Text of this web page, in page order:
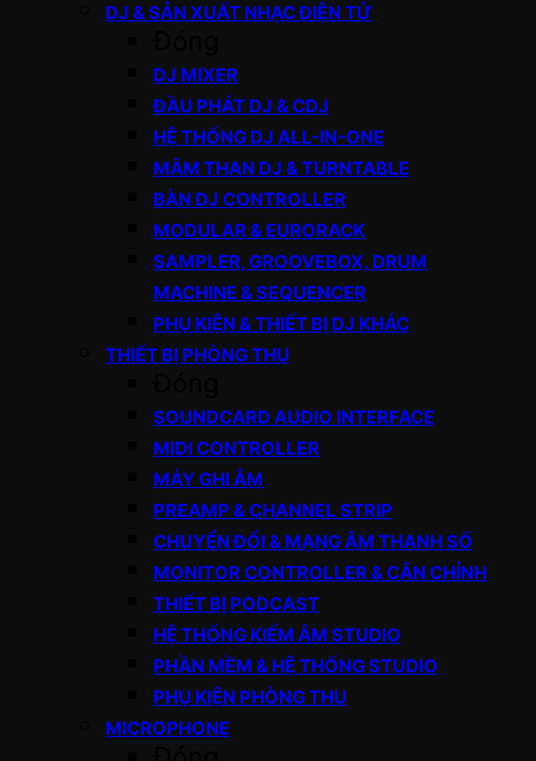
DJ & SẢN XUẤT NHẠC ĐIỆN TỬ
DJ MIXER
ĐẦU PHÁT DJ & CDJ
HỆ THỐNG DJ ALL-IN-ONE
MÂM THAN DJ & TURNTABLE
BÀN DJ CONTROLLER
MODULAR & EURORACK
SAMPLER, GROOVEBOX, DRUM
MACHINE & SEQUENCER
PHỤ KIỆN & THIẾT BỊ DJ KHÁC
THIẾT BỊ PHÒNG THU
SOUNDCARD AUDIO INTERFACE
MIDI CONTROLLER
MÁY GHI ÂM
PREAMP & CHANNEL STRIP
CHUYỂN ĐỔI & MẠNG ÂM THANH SỐ
MONITOR CONTROLLER & CÂN CHỈNH
THIẾT BỊ PODCAST
HỆ THỐNG KIỂM ÂM STUDIO
PHẦN MỀM & HỆ THỐNG STUDIO
PHỤ KIỆN PHÒNG THU
MICROPHONE